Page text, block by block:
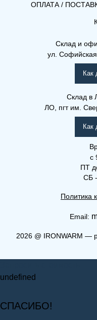
ОПЛАТА /
Склад и
ул.
Как
Склад в
ЛО, пгт им.
Как
с
ПТ
СБ
Политика
Email:
2026@ IRONWARM —
undefined
СПАСИБО!